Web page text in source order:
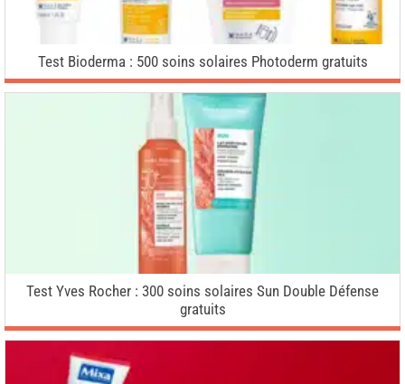
Test Bioderma : 500 soins solaires Photoderm gratuits
Test Yves Rocher : 300 soins solaires Sun Double Défense
gratuits